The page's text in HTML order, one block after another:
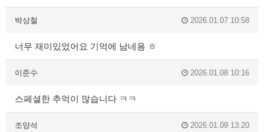
박상철 2026.01.07 10:58
너무 재미있었어요 기억에 남네용 ㅎ
이준수 2026.01.08 10:16
스페셜한 추억이 많습니다 ㅋㅋ
조양석 2026.01.09 13:20